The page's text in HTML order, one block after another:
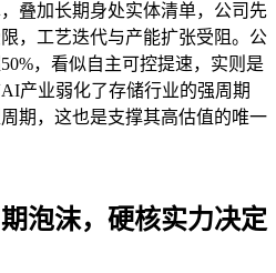
叠加长期身处实体清单，公司先
，工艺迭代与产能扩张受阻。公
，看似自主可控提速，实则是
产业弱化了存储行业的强周期
期，这也是支撑其高估值的唯一
泡沫，硬核实力决定